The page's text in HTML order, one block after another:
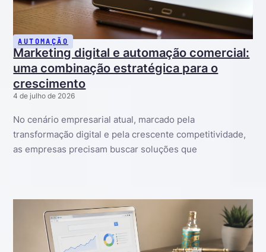
AUTOMAÇÃO
Marketing digital e automação comercial:
uma combinação estratégica para o
crescimento
4 de julho de 2026
No cenário empresarial atual, marcado pela
transformação digital e pela crescente competitividade,
as empresas precisam buscar soluções que